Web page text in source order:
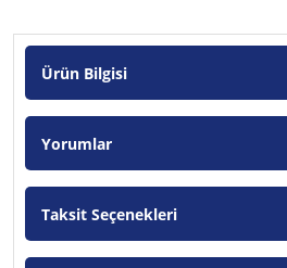
Ürün Bilgisi
Yorumlar
Taksit Seçenekleri